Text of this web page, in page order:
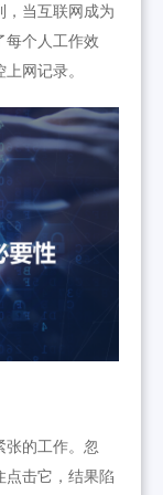
，当互联网成为
每个人工作效
网记录。
的工作。忽
点击它，结果陷